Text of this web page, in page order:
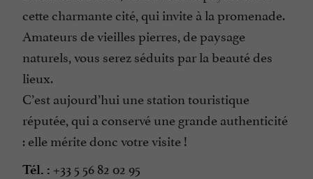
cette charmante cité, qui invite à la promenade.
Amateurs de vieilles pierres, de paysage
naturels, vous serez séduits par la beauté des
lieux.
C’est aujourd’hui une station touristique
réputée, qui a conservé une grande authenticité
: elle mérite donc votre visite !
Tél. : +33 5 56 82 02 95